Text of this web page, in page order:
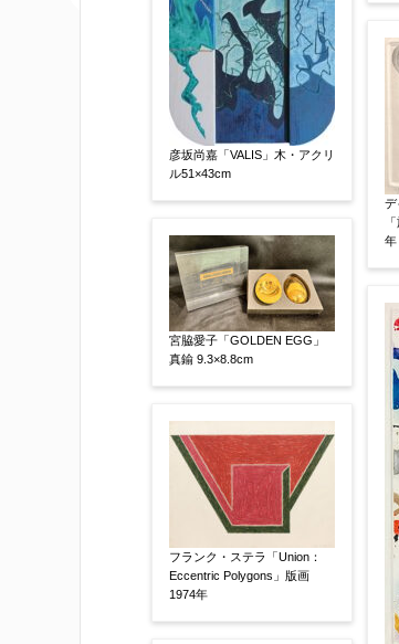
その他 【任意】
※添付画像は5MBまでのjpg
※追加や複数点ある場合はフ
もお送り頂けます。
彦坂尚嘉「VALIS」木・アクリ
ル51×43cm
宮脇愛子「GOLDEN EGG」
真鍮 9.3×8.8cm
フランク・ステラ「Union：
Eccentric Polygons」版画
1974年
デ
年